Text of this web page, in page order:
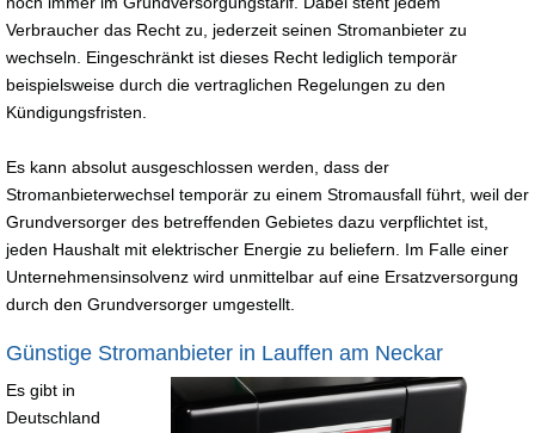
Verbraucher das Recht zu, jederzeit seinen Stromanbieter zu
wechseln. Eingeschränkt ist dieses Recht lediglich temporär
beispielsweise durch die vertraglichen Regelungen zu den
Kündigungsfristen.
Es kann absolut ausgeschlossen werden, dass der
Stromanbieterwechsel temporär zu einem Stromausfall führt, weil der
Grundversorger des betreffenden Gebietes dazu verpflichtet ist,
jeden Haushalt mit elektrischer Energie zu beliefern. Im Falle einer
Unternehmensinsolvenz wird unmittelbar auf eine Ersatzversorgung
durch den Grundversorger umgestellt.
Günstige Stromanbieter in Lauffen am Neckar
Es gibt in
Deutschland